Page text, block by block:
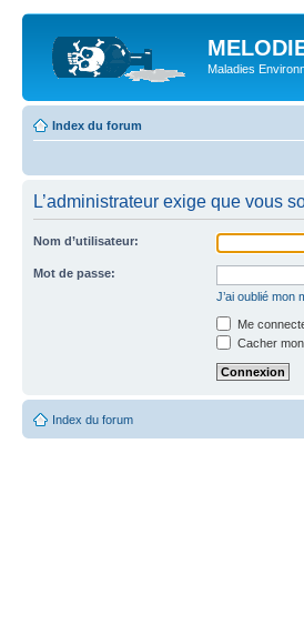
Maladies
Index du forum
L’administrateur exige que vous
Nom d’utilisateur:
Mot de passe:
J’ai oublié mon
Me
Cacher
Index du forum